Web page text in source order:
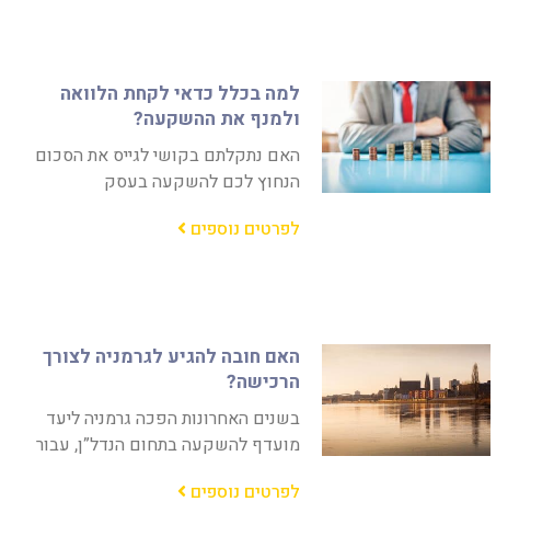
למה בכלל כדאי לקחת הלוואה
ולמנף את ההשקעה?
האם נתקלתם בקושי לגייס את הסכום
הנחוץ לכם להשקעה בעסק
לפרטים נוספים
האם חובה להגיע לגרמניה לצורך
הרכישה?
בשנים האחרונות הפכה גרמניה ליעד
מועדף להשקעה בתחום הנדל”ן, עבור
לפרטים נוספים